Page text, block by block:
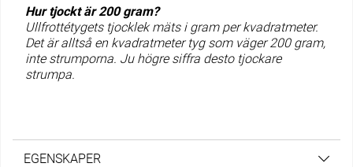
Hur tjockt är 200 gram?
Ullfrottétygets tjocklek mäts i gram per kvadratmeter.
Det är alltså en kvadratmeter tyg som väger 200 gram,
inte strumporna. Ju högre siffra desto tjockare
strumpa.
EGENSKAPER